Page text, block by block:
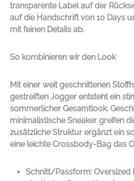
transparente Label auf der
auf die Handschrift von 10 Days
mit feinen Details ab.
So kombinieren wir den Look
Mit einer weit geschnittenen
gestreiften Jogger entsteht ein
sommerlicher Gesamtlook.
minimalistische Sneaker greifen
zusätzliche Struktur ergänzt ein
eine leichte Crossbody-Bag das
Schnitt/Passform: Oversized